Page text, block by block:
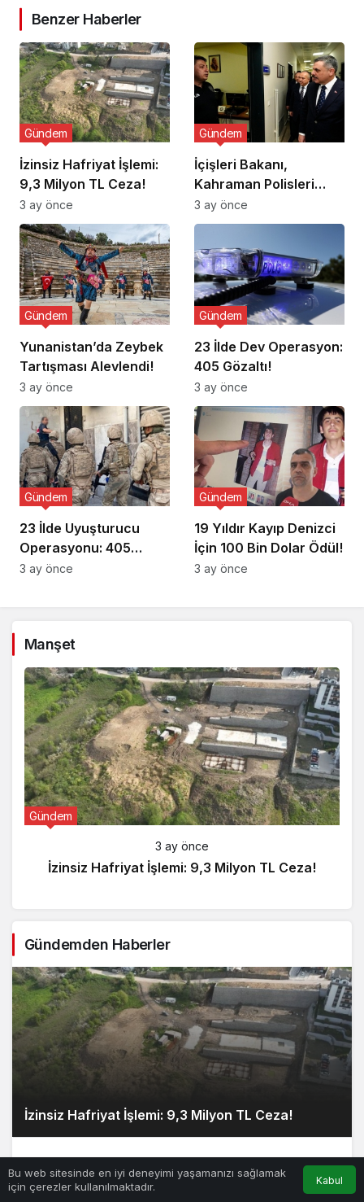
Benzer Haberler
İzinsiz Hafriyat İşlemi:
9,3 Milyon TL Ceza!
Gündem
3 ay önce
İçişleri Bakanı,
Kahraman Polisleri
Ziyaret Etti
Gündem
3 ay önce
Yunanistan’da Zeybek
Tartışması Alevlendi!
Gündem
3 ay önce
23 İlde Dev Operasyon:
405 Gözaltı!
Gündem
3 ay önce
23 İlde Uyuşturucu
Operasyonu: 405
Gözaltı!
Gündem
3 ay önce
19 Yıldır Kayıp Denizci
İçin 100 Bin Dolar Ödül!
Gündem
3 ay önce
Manşet
Gündem
3 ay önce
İzinsiz Hafriyat İşlemi: 9,3 Milyon TL Ceza!
Gündemden Haberler
İzinsiz Hafriyat İşlemi: 9,3 Milyon TL Ceza!
Bu web sitesinde en iyi deneyimi yaşamanızı sağlamak
için çerezler kullanılmaktadır.
Kabul